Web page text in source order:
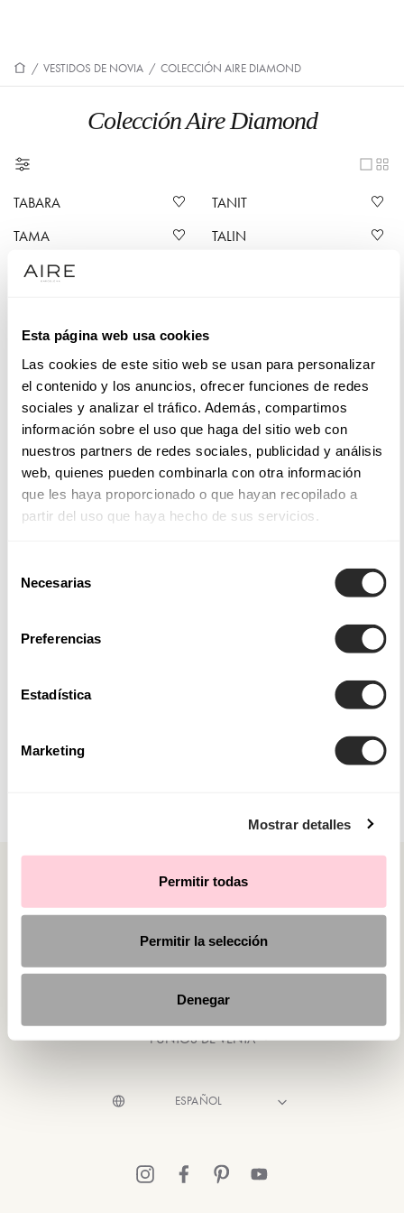
Esta página web usa cookies
Las cookies de este sitio web se usan para personalizar
el contenido y los anuncios, ofrecer funciones de redes
sociales y analizar el tráfico. Además, compartimos
información sobre el uso que haga del sitio web con
nuestros partners de redes sociales, publicidad y análisis
web, quienes pueden combinarla con otra información
que les haya proporcionado o que hayan recopilado a
partir del uso que haya hecho de sus servicios.
Necesarias
Preferencias
Estadística
Marketing
Mostrar detalles
Permitir todas
Permitir la selección
Denegar
/ VESTIDOS DE NOVIA / COLECCIÓN AIRE DIAMOND
Colección Aire Diamond
TABARA
TANIT
TAMA
TALIN
TATIANA
TIBER
QOTY
QUISS
QUISPE
QORI
QUINZY
QUEL
QUINN
QAMAR
QUISME
QUINDE
con
, que se enriquecen con encajes
bordados, y se combian con las faldas de crep,
georgettey
escotes bikini
.
complementar las apuestas nupciales con
fluidas capas de
. Sin duda, las novias se sentirán tan únicas como imaginan
¿NECESITAS AYUDA?
PUNTOS DE VENTA